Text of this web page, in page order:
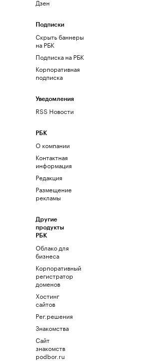
Дзен
Подписки
Скрыть баннеры
на РБК
Подписка на РБК
Корпоративная
подписка
Уведомления
RSS Новости
РБК
О компании
Контактная
информация
Редакция
Размещение
рекламы
Другие
продукты
РБК
Облако для
бизнеса
Корпоративный
регистратор
доменов
Хостинг
сайтов
Рег.решения
Знакомства
Сайт
знакомств
podbor.ru